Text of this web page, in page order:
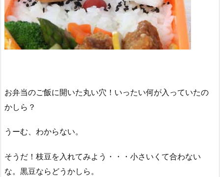
お弁当のご飯に開いた丸い穴！いったい何が入っていたの
かしら？
うーむ、わからない。
そうだ！枝豆を入れてみよう・・・小さいくて合わない
な。黒豆ならどうかしら。